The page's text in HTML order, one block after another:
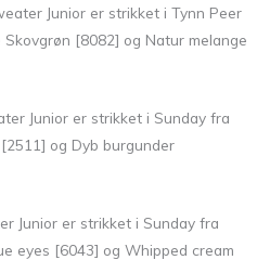
Junior er strikket i Tynn Peer
[8082] og Natur melange
Junior er strikket i Sunday fra
og Dyb burgunder
Junior er strikket i Sunday fra
eyes [6043] og Whipped cream